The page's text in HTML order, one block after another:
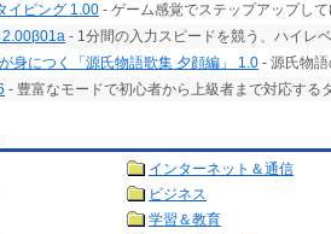
イピング 1.00 - ゲーム感覚でステップアップし
2.00β01a - 1分間の入力スピードを競う、ハイレ
身につく「源氏物語歌集 夕顔編」 1.0 - 源氏物
- 豊富なモードで初心者から上級者まで対応する
インターネット＆通信
ビジネス
学習＆教育